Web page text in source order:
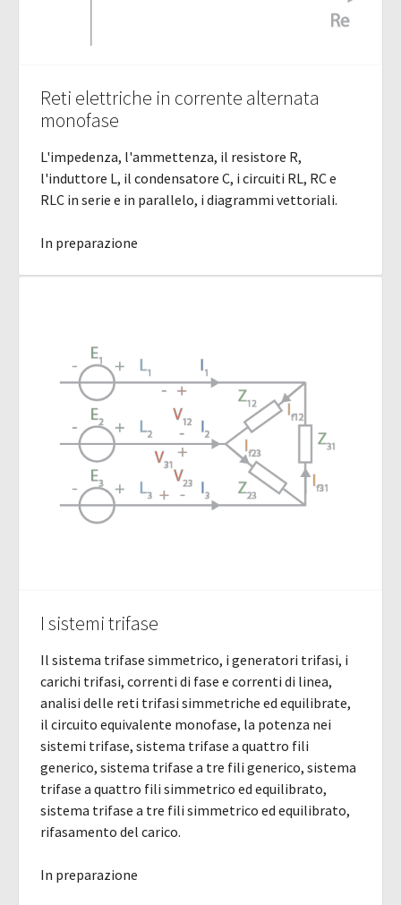
Reti elettriche in corrente alternata
monofase
L'impedenza, l'ammettenza, il resistore R,
l'induttore L, il condensatore C, i circuiti RL, RC e
RLC in serie e in parallelo, i diagrammi vettoriali.
In preparazione
I sistemi trifase
Il sistema trifase simmetrico, i generatori trifasi, i
carichi trifasi, correnti di fase e correnti di linea,
analisi delle reti trifasi simmetriche ed equilibrate,
il circuito equivalente monofase, la potenza nei
sistemi trifase, sistema trifase a quattro fili
generico, sistema trifase a tre fili generico, sistema
trifase a quattro fili simmetrico ed equilibrato,
sistema trifase a tre fili simmetrico ed equilibrato,
rifasamento del carico.
In preparazione